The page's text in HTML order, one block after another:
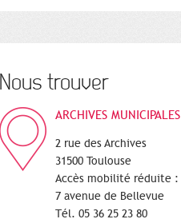
Nous trouver
ARCHIVES MUNICIPALES
2 rue des Archives
31500 Toulouse
Accès mobilité réduite :
7 avenue de Bellevue
Tél. 05 36 25 23 80